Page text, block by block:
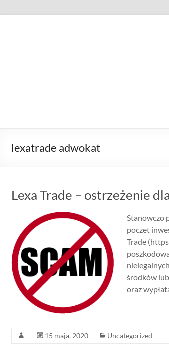
lexatrade adwokat
Lexa Trade – ostrzeżenie
Stanowczo
poczet
Trade
środków
oraz
15 maja, 2020 Uncategorized